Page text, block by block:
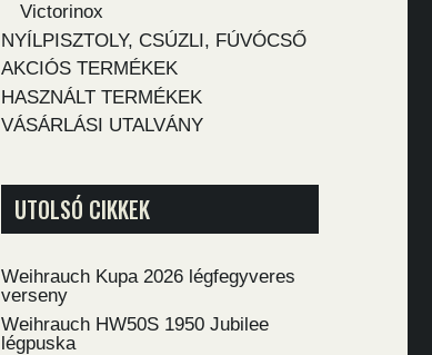
Victorinox
NYÍLPISZTOLY, CSÚZLI, FÚVÓCSŐ
AKCIÓS TERMÉKEK
HASZNÁLT TERMÉKEK
VÁSÁRLÁSI UTALVÁNY
UTOLSÓ CIKKEK
Weihrauch Kupa 2026 légfegyveres
verseny
Weihrauch HW50S 1950 Jubilee
légpuska